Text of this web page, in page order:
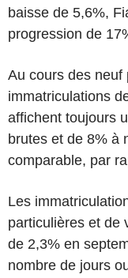
baisse de 5,6%,
progression de
Au cours des neuf
immatriculations
affichent toujours
brutes et de 8% à
comparable, par
Les
particulières et de
de 2,3% en
nombre de jours